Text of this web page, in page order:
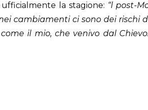
la stagione: “l post-
cambiamenti ci sono dei rischi
il mio, che venivo dal